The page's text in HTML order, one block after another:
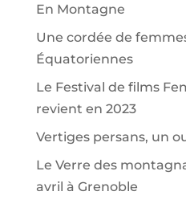
En Montagne
Une cordée de
Équatoriennes
Le Festival de films
revient en 2023
Vertiges persans, un
Le Verre des
avril à Grenoble